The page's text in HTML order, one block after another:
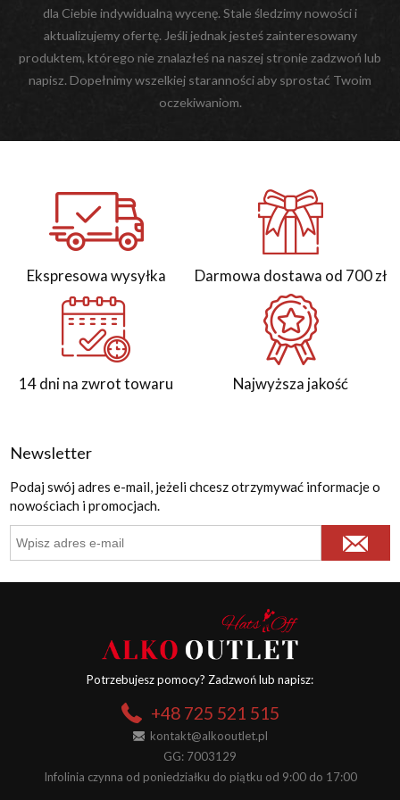
dla Ciebie indywidualną wycenę. Stale śledzimy nowości i
aktualizujemy ofertę. Jeśli jednak jesteś zainteresowany
produktem, którego nie znalazłeś na naszej stronie zadzwoń lub
napisz. Dopełnimy wszelkiej staranności aby sprostać Twoim
oczekiwaniom.
Ekspresowa wysyłka Darmowa dostawa od 700 zł
14 dni na zwrot towaru Najwyższa jakość
Newsletter
Podaj swój adres e-mail, jeżeli chcesz otrzymywać informacje o
nowościach i promocjach.
Potrzebujesz pomocy? Zadzwoń lub napisz:
+48 725 521 515
kontakt@alkooutlet.pl
GG: 7003129
Infolinia czynna od poniedziałku do piątku od 9:00 do 17:00